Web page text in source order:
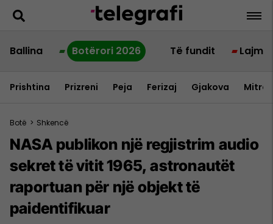
Ballina Botërori 2026 Të fundit Lajme
Prishtina Prizreni Peja Ferizaj Gjakova
Botë > Shkencë
NASA publikon një regjistrim audio
sekret të vitit 1965, astronautët
raportuan për një objekt të
paidentifikuar